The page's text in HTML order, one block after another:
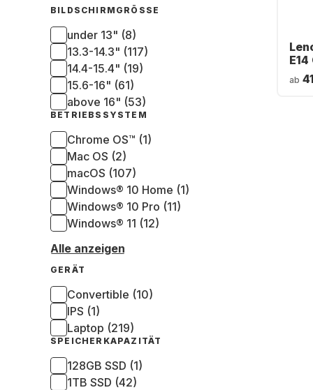
BILDSCHIRMGRÖSSE
under 13" (8)
13.3-14.3" (117)
14.4-15.4" (19)
15.6-16" (61)
above 16" (53)
BETRIEBSSYSTEM
Chrome OS™ (1)
Mac OS (2)
macOS (107)
Windows® 10 Home (1)
Windows® 10 Pro (11)
Windows® 11 (12)
Alle anzeigen
GERÄT
Convertible (10)
IPS (1)
Laptop (219)
SPEICHERKAPAZITÄT
128GB SSD (1)
1TB SSD (42)
ab